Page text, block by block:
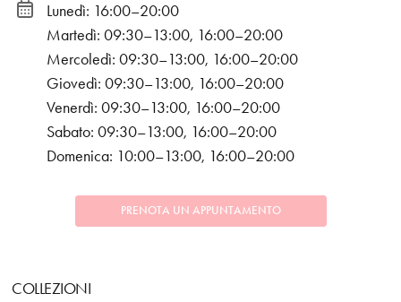
Lunedì: 16:00–20:00
Martedì: 09:30–13:00, 16:00–20:00
Mercoledì: 09:30–13:00, 16:00–20:00
Giovedì: 09:30–13:00, 16:00–20:00
Venerdì: 09:30–13:00, 16:00–20:00
Sabato: 09:30–13:00, 16:00–20:00
Domenica: 10:00–13:00, 16:00–20:00
PRENOTA UN APPUNTAMENTO
COLLEZIONI